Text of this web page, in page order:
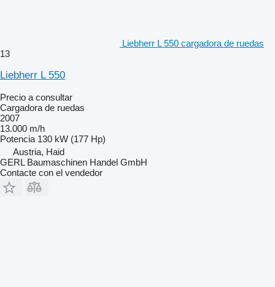
Liebherr L 550 cargadora de ruedas
13
Liebherr L 550
Precio a consultar
Cargadora de ruedas
2007
13.000 m/h
Potencia 130 kW (177 Hp)
Austria, Haid
GERL Baumaschinen Handel GmbH
Contacte con el vendedor